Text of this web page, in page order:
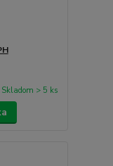
Skladom > 5 ks